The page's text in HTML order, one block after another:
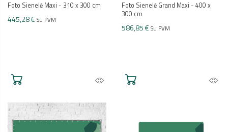
Foto Sienelė Maxi - 310 x 300 cm
445,28 € Su PVM
Foto Sienelė Grand Maxi - 400 x
300 cm
586,85 € Su PVM